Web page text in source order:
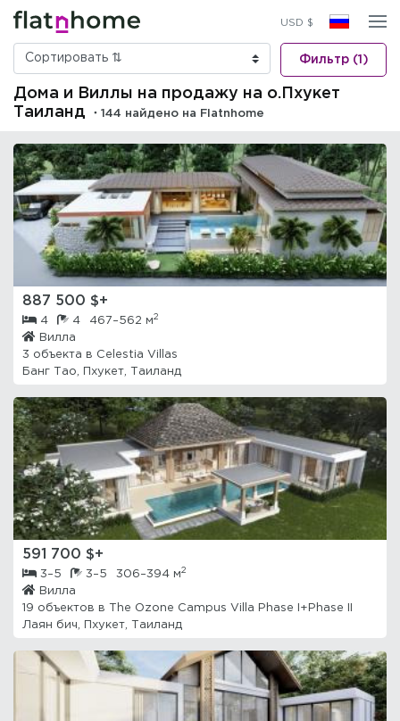
USD $
Фильтр (1)
Дома и Виллы на продажу на о.Пхукет
Таиланд
・144 найдено на Flatnhome
887 500 $+
4 4 467–562 м2
Вилла
3 объекта в Celestia Villas
Банг Тао, Пхукет, Таиланд
591 700 $+
3–5 3–5 306–394 м2
Вилла
19 объектов в
The Ozone Campus Villa Phase I+Phase II
Лаян бич, Пхукет, Таиланд